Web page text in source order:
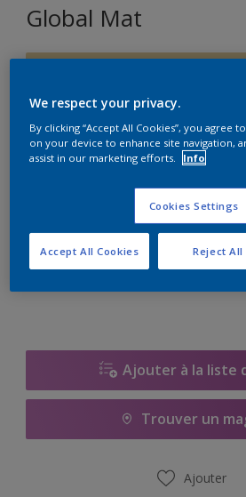
Global Mat
Format
Ajouter à la liste
Trouver un
Ajouter
We respect your privacy.
By clicking “Accept All Cookies”, you agree
on your device to enhance site navigation,
assist in our marketing efforts.
Info
Cookies Settings
Reject All
Accept All Cookies